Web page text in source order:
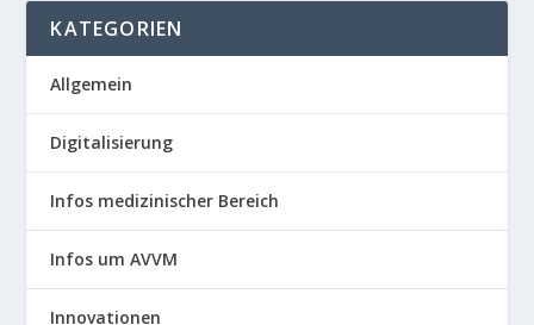
KATEGORIEN
Allgemein
Digitalisierung
Infos medizinischer Bereich
Infos um AVVM
Innovationen